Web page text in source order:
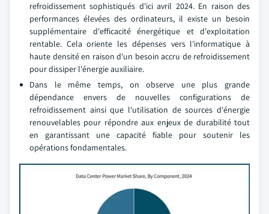
refroidissement sophistiqués d'ici avril 2024. En raison des
performances élevées des ordinateurs, il existe un besoin
supplémentaire d'efficacité énergétique et d'exploitation
rentable. Cela oriente les dépenses vers l'informatique à
haute densité en raison d'un besoin accru de refroidissement
pour dissiper l'énergie auxiliaire.
Dans le même temps, on observe une plus grande
dépendance envers de nouvelles configurations de
refroidissement ainsi que l'utilisation de sources d'énergie
renouvelables pour répondre aux enjeux de durabilité tout
en garantissant une capacité fiable pour soutenir les
opérations fondamentales.